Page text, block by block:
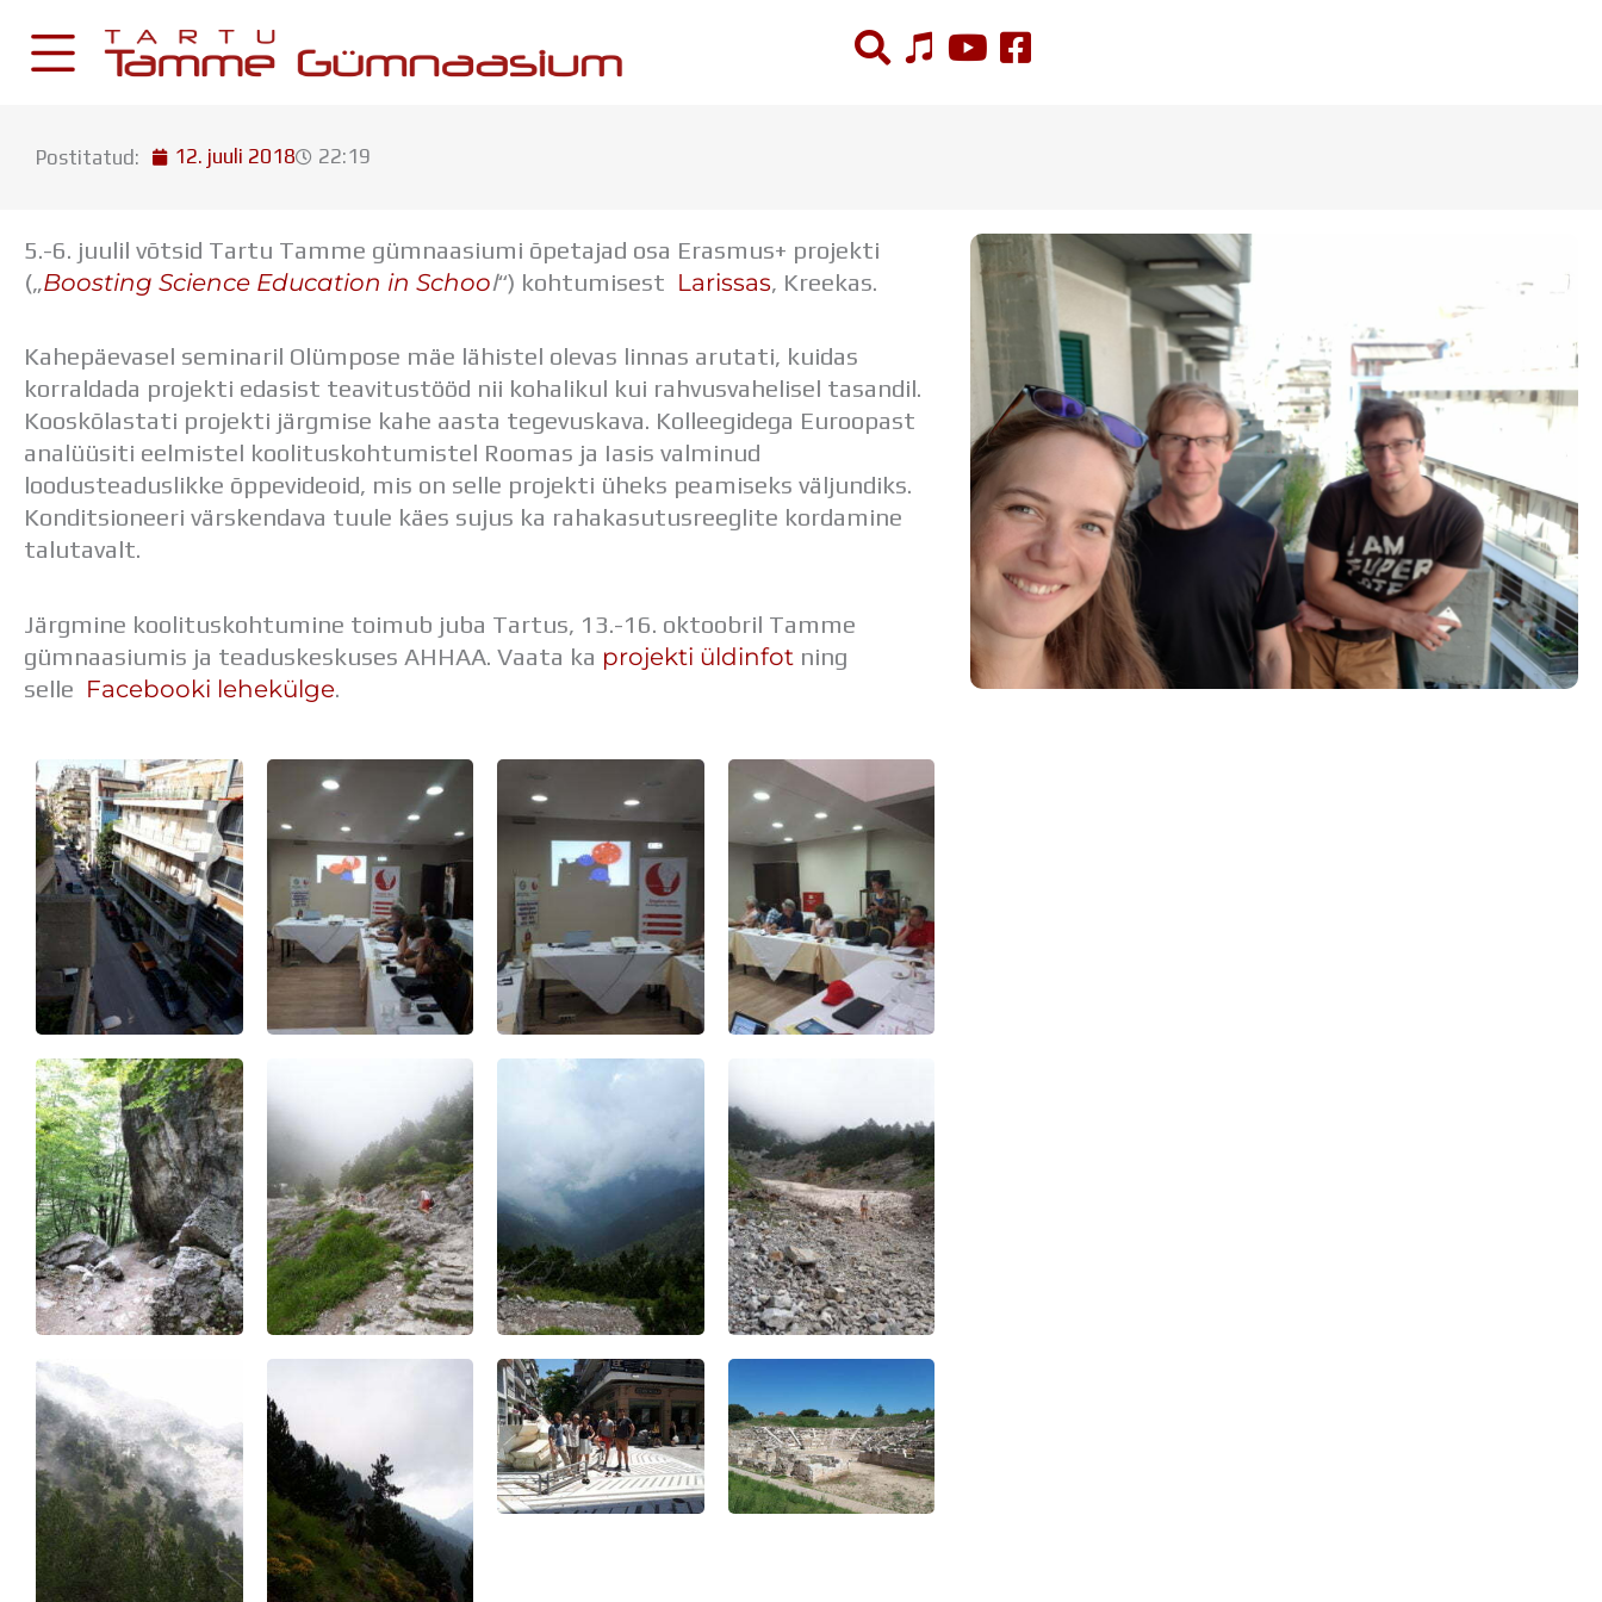
content
Postkast
Drive
Tamme TV
Tamme Leht
Kooliraadio
Koorilaul
Aastaplaan
Õppekava
Huviringid
Õpilastööd (UPT)
Distantsõpe
Kodukord
Projektid
Meie kool
Dokumendid
Uudised
Lapsevanemale
Vilistlastele
Toitlustamine
Virtuaaltuur
Õpilasesindus
Kontaktid
Tööpakkumised
Postitatud: 12. juuli 2018 22:19
5.-6. juulil võtsid Tartu Tamme gümnaasiumi õpetajad osa Erasmus+ projekti
(„Boosting Science Education in School“) kohtumisest Larissas, Kreekas.
Kahepäevasel seminaril Olümpose mäe lähistel olevas linnas arutati, kuidas
korraldada projekti edasist teavitustööd nii kohalikul kui rahvusvahelisel tasandil.
Kooskõlastati projekti järgmise kahe aasta tegevuskava. Kolleegidega Euroopast
analüüsiti eelmistel koolituskohtumistel Roomas ja Iasis valminud
loodusteaduslikke õppevideoid, mis on selle projekti üheks peamiseks väljundiks.
Konditsioneeri värskendava tuule käes sujus ka rahakasutusreeglite kordamine
talutavalt.
Järgmine koolituskohtumine toimub juba Tartus, 13.-16. oktoobril Tamme
gümnaasiumis ja teaduskeskuses AHHAA. Vaata ka projekti üldinfot ning
selle Facebooki lehekülge.